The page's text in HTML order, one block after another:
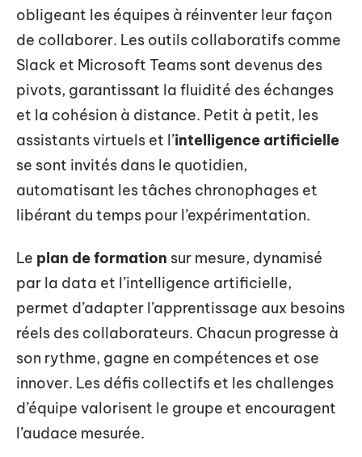
obligeant les équipes à réinventer leur façon
de collaborer. Les outils collaboratifs comme
Slack et Microsoft Teams sont devenus des
pivots, garantissant la fluidité des échanges
et la cohésion à distance. Petit à petit, les
assistants virtuels et l’intelligence artificielle
se sont invités dans le quotidien,
automatisant les tâches chronophages et
libérant du temps pour l’expérimentation.
Le plan de formation sur mesure, dynamisé
par la data et l’intelligence artificielle,
permet d’adapter l’apprentissage aux besoins
réels des collaborateurs. Chacun progresse à
son rythme, gagne en compétences et ose
innover. Les défis collectifs et les challenges
d’équipe valorisent le groupe et encouragent
l’audace mesurée.